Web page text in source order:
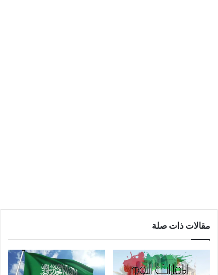
مقالات ذات صلة